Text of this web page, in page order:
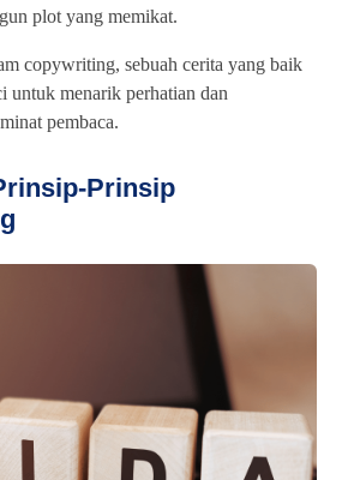
plot yang memikat.
copywriting, sebuah cerita yang baik
untuk menarik perhatian dan
pembaca.
Prinsip